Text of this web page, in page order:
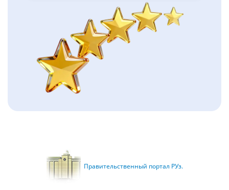
Правительственный портал РУз.